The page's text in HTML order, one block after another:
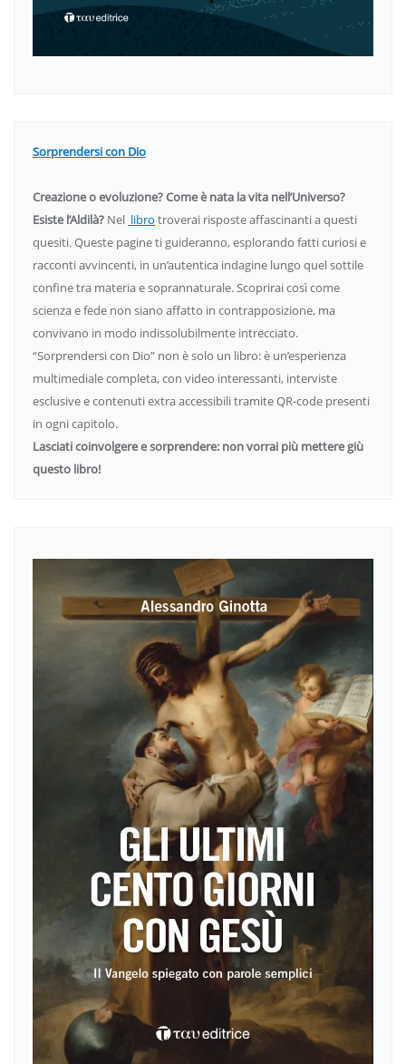
Sorprendersi con Dio
Creazione o evoluzione? Come è nata la vita nell’Universo?
Esiste l’Aldilà? Nel libro troverai risposte affascinanti a questi
quesiti. Queste pagine ti guideranno, esplorando fatti curiosi e
racconti avvincenti, in un’autentica indagine lungo quel sottile
confine tra materia e soprannaturale. Scoprirai così come
scienza e fede non siano affatto in contrapposizione, ma
convivano in modo indissolubilmente intrecciato.
“Sorprendersi con Dio” non è solo un libro: è un’esperienza
multimediale completa, con video interessanti, interviste
esclusive e contenuti extra accessibili tramite QR-code presenti
in ogni capitolo.
Lasciati coinvolgere e sorprendere: non vorrai più mettere giù
questo libro!